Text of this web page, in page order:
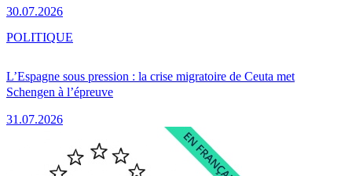
30.07.2026
L’Espagne sous pression : la crise migratoire de Ceuta met
Schengen à l’épreuve
31.07.2026
POLITIQUE